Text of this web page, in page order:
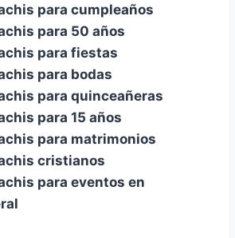
para cumpleaños
para 50 años
para fiestas
para bodas
para quinceañeras
para 15 años
para matrimonios
cristianos
para eventos en